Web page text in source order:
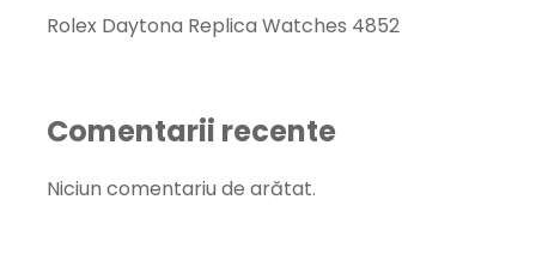
Rolex Daytona Replica Watches 4852
Comentarii recente
Niciun comentariu de arătat.